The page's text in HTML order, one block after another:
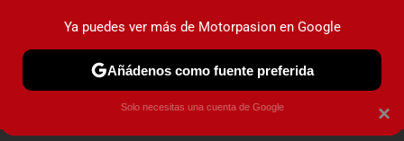
PRUEBAS COCHES ELÉCTRICOS OBSERVATORIO
×
Ya puedes ver más de Motorpasion en Google
Añádenos como fuente preferida
Solo necesitas una cuenta de Google